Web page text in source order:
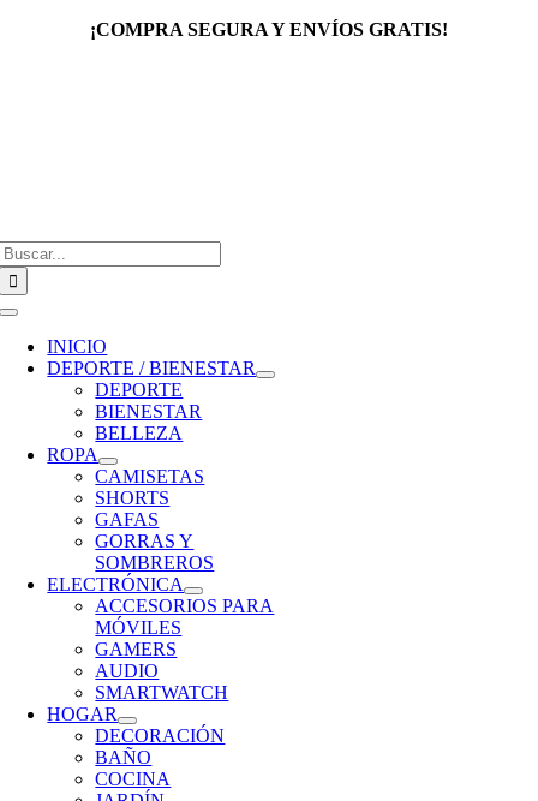
¡COMPRA SEGURA Y ENVÍOS GRATIS!
Toggle
Navigation
INICIO
DEPORTE / BIENESTAR
DEPORTE
BIENESTAR
BELLEZA
ROPA
CAMISETAS
SHORTS
GAFAS
GORRAS Y
SOMBREROS
ELECTRÓNICA
ACCESORIOS PARA
MÓVILES
GAMERS
AUDIO
SMARTWATCH
HOGAR
DECORACIÓN
BAÑO
COCINA